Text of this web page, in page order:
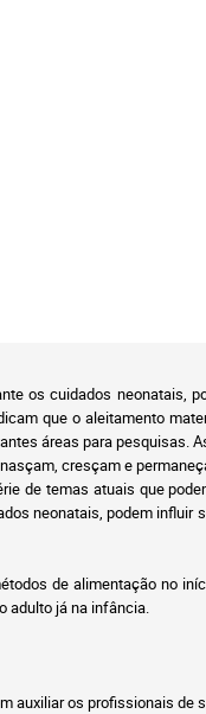
os cuidados neonatais,
que o aleitamento
áreas para pesquisas.
cresçam e
de temas atuais que
neonatais, podem influir
de alimentação no
adulto já na infância.
auxiliar os profissionais de